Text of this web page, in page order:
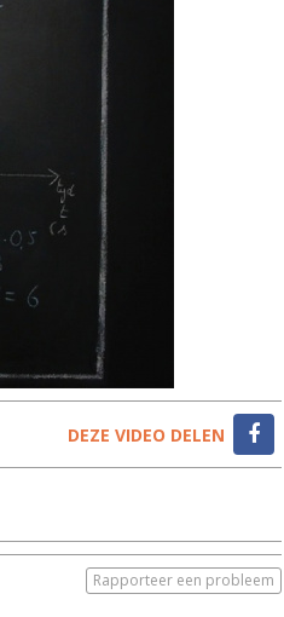
DEZE VIDEO DELEN
Rapporteer een probleem